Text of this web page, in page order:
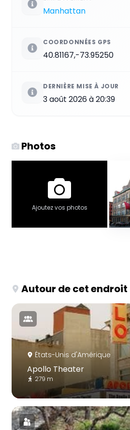
Manhattan
COORDONNÉES GPS
40.81167,-73.95250
DERNIÈRE MISE À JOUR
3 août 2026 à 20:39
Photos
Ajoutez vos photos
Autour de cet endroit
États-Unis d'Amérique
Apollo Theater
279 m